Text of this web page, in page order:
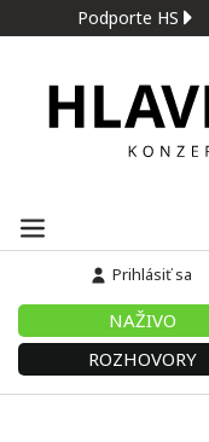
Podporte HS
Prihlásiť sa
NAŽIVO
ROZHOVORY